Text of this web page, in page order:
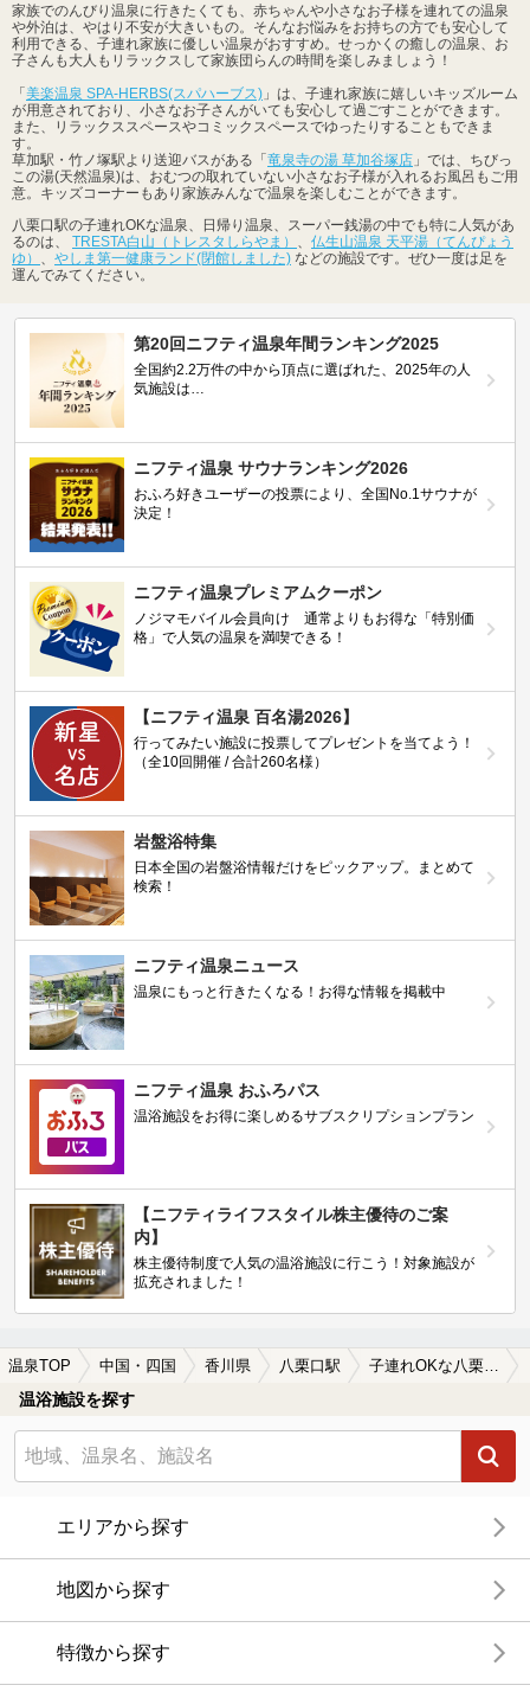
家族でのんびり温泉に行きたくても、赤ちゃんや小さなお子様を連れての温泉
や外泊は、やはり不安が大きいもの。そんなお悩みをお持ちの方でも安心して
利用できる、子連れ家族に優しい温泉がおすすめ。せっかくの癒しの温泉、お
子さんも大人もリラックスして家族団らんの時間を楽しみましょう！
「美楽温泉 SPA-HERBS(スパハーブス) 」は、子連れ家族に嬉しいキッズルーム
が用意されており、小さなお子さんがいても安心して過ごすことができます。
また、リラックススペースやコミックスペースでゆったりすることもできま
す。
草加駅・竹ノ塚駅より送迎バスがある「竜泉寺の湯 草加谷塚店 」では、ちびっ
この湯(天然温泉)は、おむつの取れていない小さなお子様が入れるお風呂もご用
意。キッズコーナーもあり家族みんなで温泉を楽しむことができます。
八栗口駅の子連れOKな温泉、日帰り温泉、スーパー銭湯の中でも特に人気があ
るのは、 TRESTA白山（トレスタしらやま）
仏生山温泉 天平湯（てんぴょう
ゆ）
やしま第一健康ランド(閉館しました) などの施設です。ぜひ一度は足を
運んでみてください。
第20回ニフティ温泉年間ランキング2025
全国約2.2万件の中から頂点に選ばれた、2025年の人
気施設は…
ニフティ温泉 サウナランキング2026
おふろ好きユーザーの投票により、全国No.1サウナが
決定！
ニフティ温泉プレミアムクーポン
ノジマモバイル会員向け 通常よりもお得な「特別価
格」で人気の温泉を満喫できる！
【ニフティ温泉 百名湯2026】
行ってみたい施設に投票してプレゼントを当てよう！
（全10回開催 / 合計260名様）
岩盤浴特集
日本全国の岩盤浴情報だけをピックアップ。まとめて
検索！
ニフティ温泉ニュース
温泉にもっと行きたくなる！お得な情報を掲載中
ニフティ温泉 おふろパス
温浴施設をお得に楽しめるサブスクリプションプラン
【ニフティライフスタイル株主優待のご案
内】
株主優待制度で人気の温浴施設に行こう！対象施設が
拡充されました！
温泉TOP 中国・四国 香川県 八栗口駅 子連れOKな八栗口駅近くの温泉、日帰り温泉、スーパー銭湯おすすめ
温浴施設を探す
エリアから探す
地図から探す
特徴から探す